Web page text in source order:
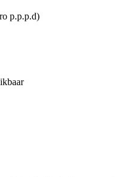
p.p.p.d)